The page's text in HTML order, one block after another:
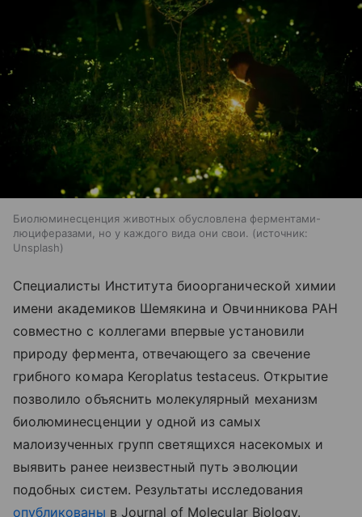
Биолюминесценция животных обусловлена ферментами-
люциферазами, но у каждого вида они свои.
источник:
Unsplash
Специалисты Института биоорганической химии
имени академиков Шемякина и Овчинникова РАН
совместно с коллегами впервые установили
природу фермента, отвечающего за свечение
грибного комара Keroplatus testaceus. Открытие
позволило объяснить молекулярный механизм
биолюминесценции у одной из самых
малоизученных групп светящихся насекомых и
выявить ранее неизвестный путь эволюции
подобных систем. Результаты исследования
опубликованы в Journal of Molecular Biology.